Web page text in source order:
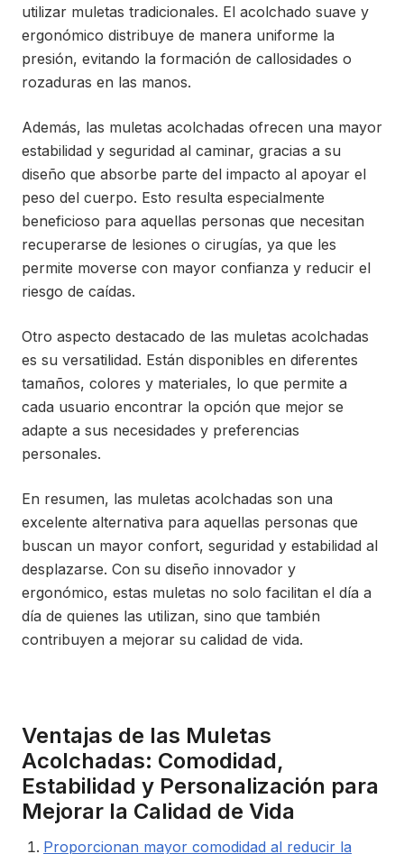
utilizar muletas tradicionales. El acolchado suave y
ergonómico distribuye de manera uniforme la
presión, evitando la formación de callosidades o
rozaduras en las manos.
Además, las muletas acolchadas ofrecen una mayor
estabilidad y seguridad al caminar, gracias a su
diseño que absorbe parte del impacto al apoyar el
peso del cuerpo. Esto resulta especialmente
beneficioso para aquellas personas que necesitan
recuperarse de lesiones o cirugías, ya que les
permite moverse con mayor confianza y reducir el
riesgo de caídas.
Otro aspecto destacado de las muletas acolchadas
es su versatilidad. Están disponibles en diferentes
tamaños, colores y materiales, lo que permite a
cada usuario encontrar la opción que mejor se
adapte a sus necesidades y preferencias
personales.
En resumen, las muletas acolchadas son una
excelente alternativa para aquellas personas que
buscan un mayor confort, seguridad y estabilidad al
desplazarse. Con su diseño innovador y
ergonómico, estas muletas no solo facilitan el día a
día de quienes las utilizan, sino que también
contribuyen a mejorar su calidad de vida.
Ventajas de las Muletas
Acolchadas: Comodidad,
Estabilidad y Personalización para
Mejorar la Calidad de Vida
Proporcionan mayor comodidad al reducir la